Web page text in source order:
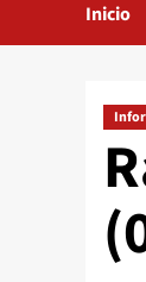
Inicio